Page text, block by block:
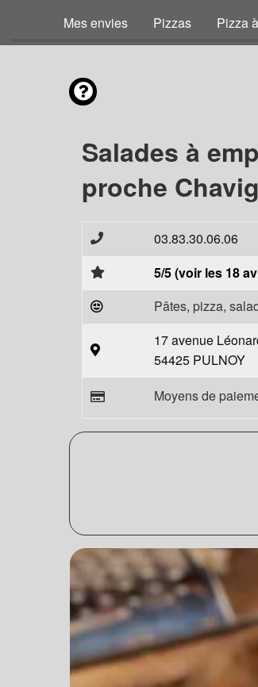
Mes envies Pizzas Pizza
Salades à
proche
03.83.30.06.06
5/5 (voir les 18
Pâtes, pizza,
17 avenue
54425 PULNOY
Moyens de